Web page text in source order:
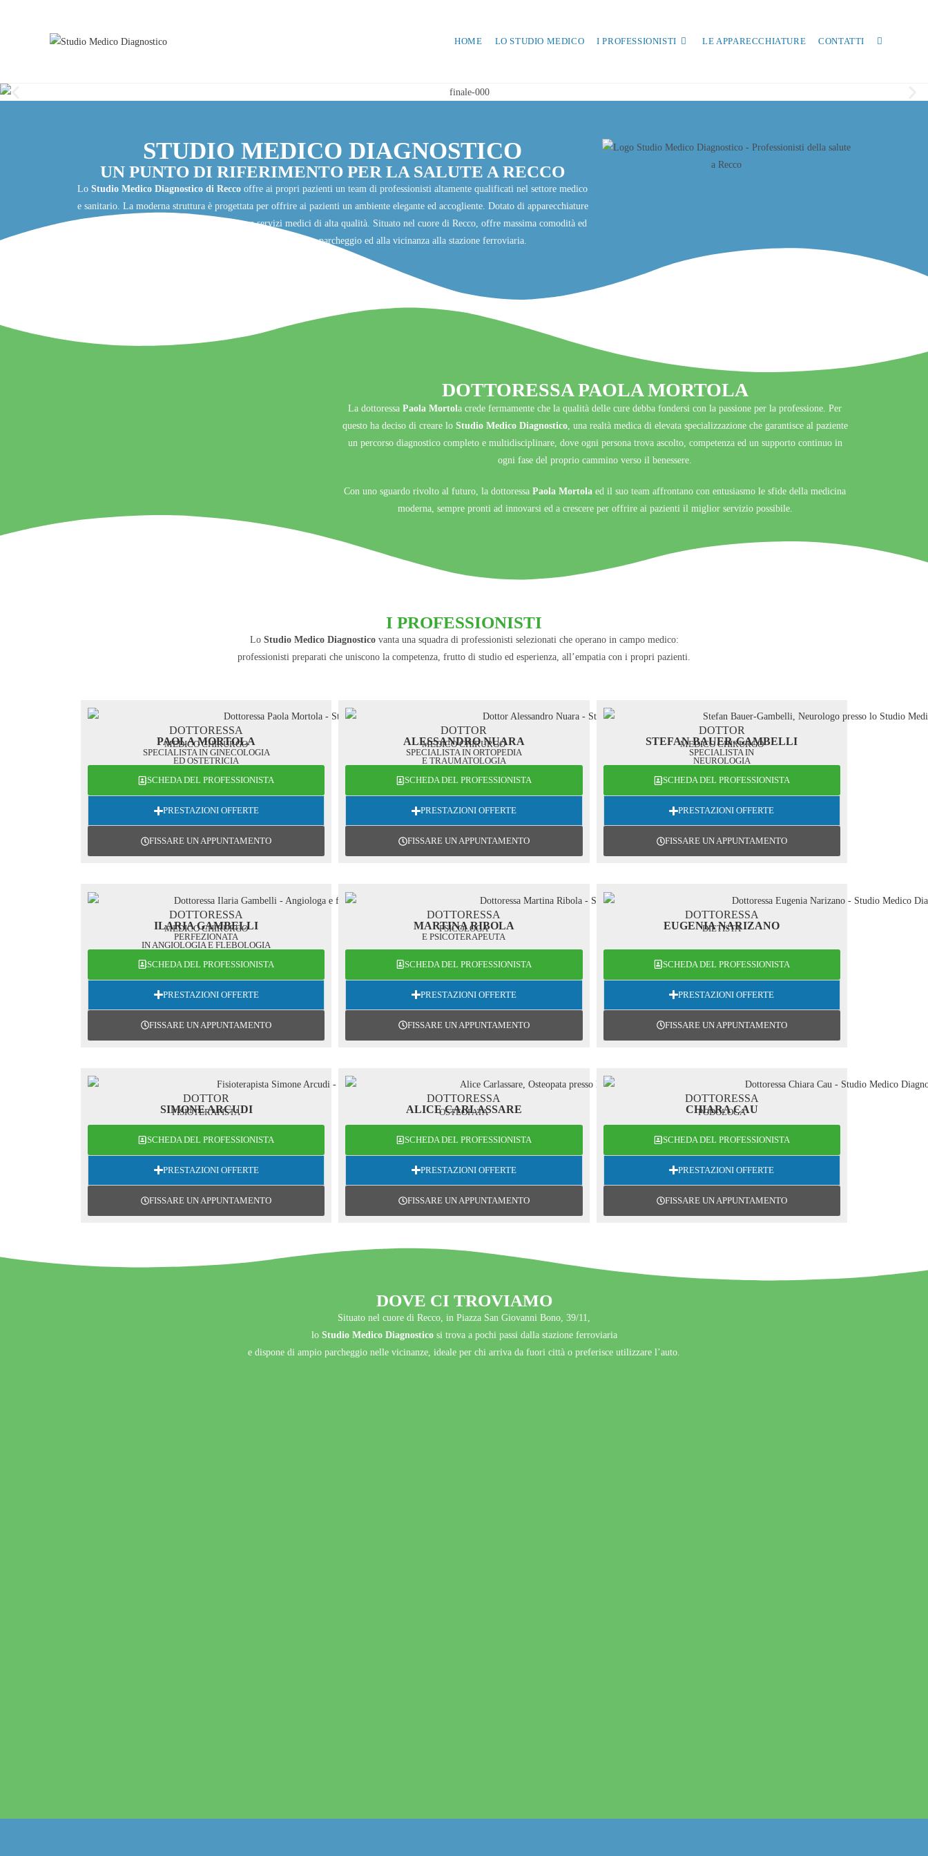
HOME LO STUDIO MEDICO I PROFESSIONISTI LE APPARECCHIATURE CONTATTI
STUDIO MEDICO DIAGNOSTICO
UN PUNTO DI RIFERIMENTO PER LA SALUTE A RECCO
LoStudio Medico Diagnostico di Recco offre ai propri pazienti un team di professionisti altamente qualificati nel settore medico
e sanitario. La moderna struttura è progettata per offrire ai pazienti un ambiente elegante ed accogliente. Dotato di apparecchiature
all’avanguardia, garantisce diagnosi precise e servizi medici di alta qualità. Situato nel cuore di Recco, offre massima comodità ed
accessibilità, grazie alla presenza di un ampio parcheggio ed alla vicinanza alla stazione ferroviaria.
DOTTORESSA PAOLA MORTOLA
La dottoressaPaola Mortola crede fermamente che la qualità delle cure debba fondersi con la passione per la professione. Per
questo ha deciso di creare lo Studio Medico Diagnostico, una realtà medica di elevata specializzazione che garantisce al paziente
un percorso diagnostico completo e multidisciplinare, dove ogni persona trova ascolto, competenza ed un supporto continuo in
ogni fase del proprio cammino verso il benessere.
Con uno sguardo rivolto al futuro, la dottoressaPaola Mortola ed il suo team affrontano con entusiasmo le sfide della medicina
moderna, sempre pronti ad innovarsi ed a crescere per offrire ai pazienti il miglior servizio possibile.
I PROFESSIONISTI
Lo Studio Medico Diagnosticovanta una squadra di professionisti selezionati che operano in campo medico:
professionisti preparati che uniscono la competenza, frutto di studio ed esperienza, all’empatia con i propri pazienti.
DOTTORESSA
PAOLA MORTOLA
MEDICO CHIRURGO
SPECIALISTA IN GINECOLOGIA
ED OSTETRICIA
SCHEDA DEL PROFESSIONISTA
PRESTAZIONI OFFERTE
FISSARE UN APPUNTAMENTO
DOTTOR
ALESSANDRO NUARA
MEDICO CHIRURGO
SPECIALISTA IN ORTOPEDIA
E TRAUMATOLOGIA
SCHEDA DEL PROFESSIONISTA
PRESTAZIONI OFFERTE
FISSARE UN APPUNTAMENTO
DOTTOR
STEFAN BAUER-GAMBELLI
MEDICO CHIRURGO
SPECIALISTA IN
NEUROLOGIA
SCHEDA DEL PROFESSIONISTA
PRESTAZIONI OFFERTE
FISSARE UN APPUNTAMENTO
DOTTORESSA
ILARIA GAMBELLI
MEDICO CHIRURGO
PERFEZIONATA
IN ANGIOLOGIA E FLEBOLOGIA
SCHEDA DEL PROFESSIONISTA
PRESTAZIONI OFFERTE
FISSARE UN APPUNTAMENTO
DOTTORESSA
MARTINA RIBOLA
PSICOLOGA
E PSICOTERAPEUTA
SCHEDA DEL PROFESSIONISTA
PRESTAZIONI OFFERTE
FISSARE UN APPUNTAMENTO
DOTTORESSA
EUGENIA NARIZANO
DIETISTA
SCHEDA DEL PROFESSIONISTA
PRESTAZIONI OFFERTE
FISSARE UN APPUNTAMENTO
DOTTOR
SIMONE ARCUDI
FISIOTERAPISTA
SCHEDA DEL PROFESSIONISTA
PRESTAZIONI OFFERTE
FISSARE UN APPUNTAMENTO
DOTTORESSA
ALICE CARLASSARE
OSTEOPATA
SCHEDA DEL PROFESSIONISTA
PRESTAZIONI OFFERTE
FISSARE UN APPUNTAMENTO
DOTTORESSA
CHIARA CAU
PODOLOGA
SCHEDA DEL PROFESSIONISTA
PRESTAZIONI OFFERTE
FISSARE UN APPUNTAMENTO
DOVE CI TROVIAMO
Situato nel cuore di Recco, in Piazza San Giovanni Bono, 39/11,
lo Studio Medico Diagnosticosi trova a pochi passi dalla stazione ferroviaria
e dispone di ampio parcheggio nelle vicinanze, ideale per chi arriva da fuori città o preferisce utilizzare l’auto.